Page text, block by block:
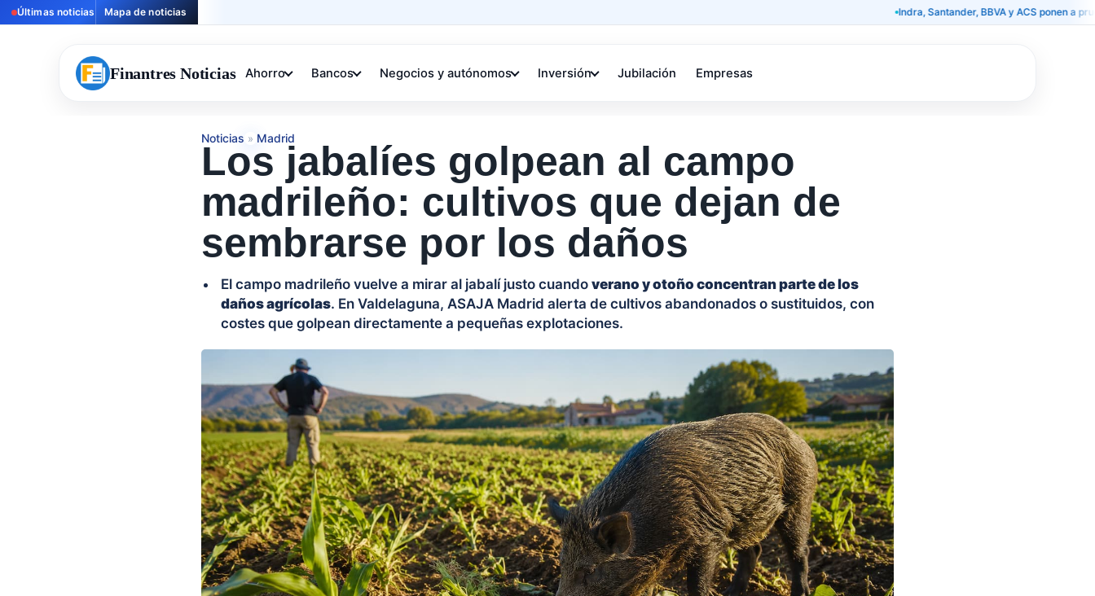
Últimas noticias Mapa de noticias Indra, Santander, BBVA y ACS ponen a prueba el
Finantres Noticias Ahorro Bancos Negocios y autónomos Inversión Jubilación Empresas
Noticias » Madrid
Los jabalíes golpean al campo
madrileño: cultivos que dejan de
sembrarse por los daños
El campo madrileño vuelve a mirar al jabalí justo cuando verano y otoño concentran parte de los
daños agrícolas. En Valdelaguna, ASAJA Madrid alerta de cultivos abandonados o sustituidos, con
costes que golpean directamente a pequeñas explotaciones.